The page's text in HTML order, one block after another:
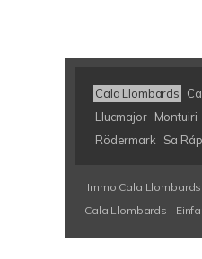
Cala Llombards
Llucmajor Montuiri
Rödermark
Sa
Immo Cala Llombards
Cala Llombards